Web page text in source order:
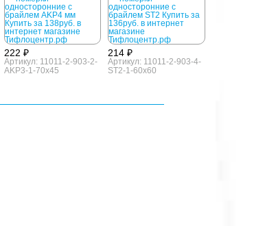
222 ₽
Артикул: 11011-2-903-2-
AKP3-1-70x45
214 ₽
Артикул: 11011-2-903-4-
ST2-1-60x60